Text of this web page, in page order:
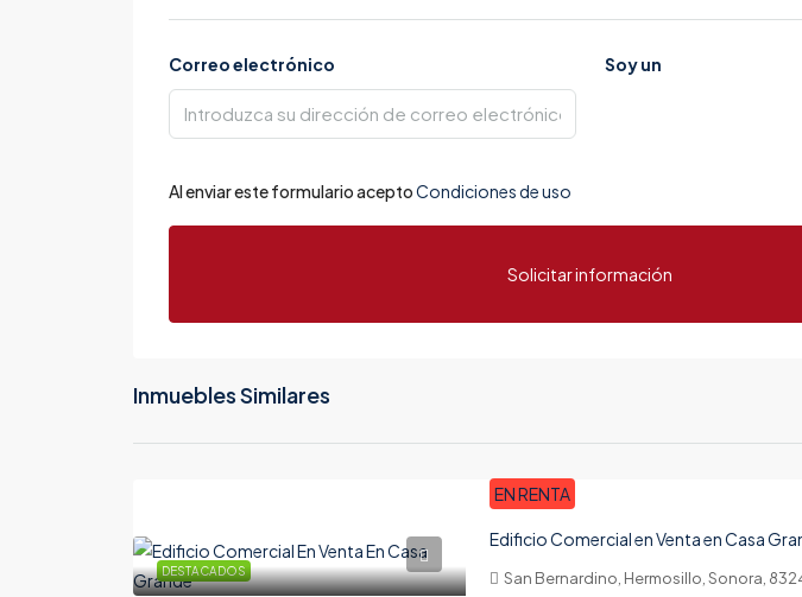
Correo electrónico Soy un
Al enviar este formulario aceptoCondiciones de uso
Solicitar información
Inmuebles Similares
DESTACADOS
EN RENTA
Edificio Comercial en Venta en Casa
San Bernardino, Hermosillo, Sonora,